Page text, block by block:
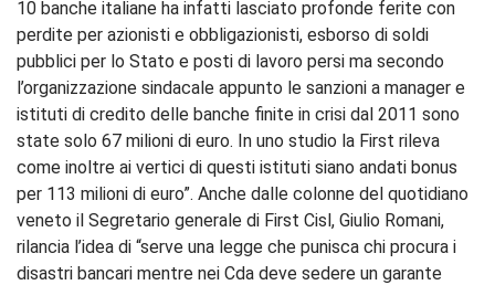
10 banche italiane ha infatti lasciato profonde ferite con
perdite per azionisti e obbligazionisti, esborso di soldi
pubblici per lo Stato e posti di lavoro persi ma secondo
l’organizzazione sindacale appunto le sanzioni a manager e
istituti di credito delle banche finite in crisi dal 2011 sono
state solo 67 milioni di euro. In uno studio la First rileva
come inoltre ai vertici di questi istituti siano andati bonus
per 113 milioni di euro”. Anche dalle colonne del quotidiano
veneto il Segretario generale di First Cisl, Giulio Romani,
rilancia l’idea di “serve una legge che punisca chi procura i
disastri bancari mentre nei Cda deve sedere un garante